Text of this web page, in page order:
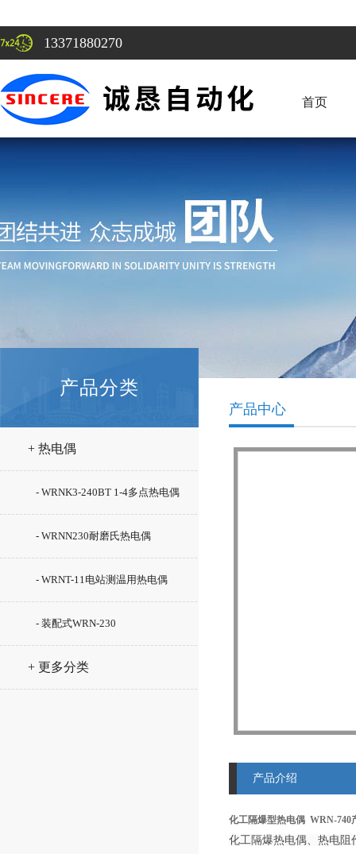
13371880270
首页
产品分类
+ 热电偶
- WRNK3-240BT 1-4多点热电偶
- WRNN230耐磨氏热电偶
- WRNT-11电站测温用热电偶
- 装配式WRN-230
+ 更多分类
产品中心
产品介绍
化工隔爆型热电偶 WRN-740
化工隔爆热电偶、热电阻